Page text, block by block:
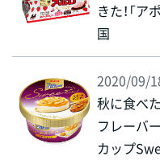
きた！「
国
2020/09/
秋に食べ
フレーバ
カップ